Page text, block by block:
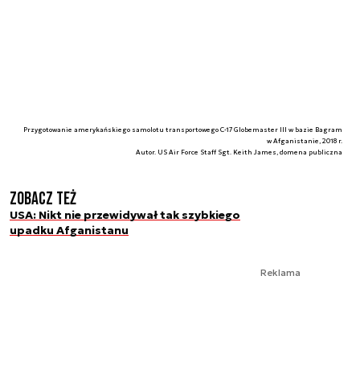
Przygotowanie amerykańskiego samolotu transportowego C-17 Globemaster III w bazie Bagram
w Afganistanie, 2018 r.
Autor. US Air Force Staff Sgt. Keith James, domena publiczna
Zobacz też
USA: Nikt nie przewidywał tak szybkiego
upadku Afganistanu
Reklama